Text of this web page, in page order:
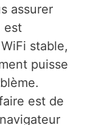
assurer
est
stable,
puisse
est de